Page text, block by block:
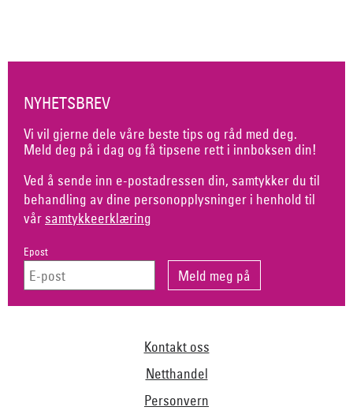
NYHETSBREV
Vi vil gjerne dele våre beste tips og råd med deg.
Meld deg på i dag og få tipsene rett i innboksen din!
Ved å sende inn e-postadressen din, samtykker du til
behandling av dine personopplysninger i henhold til
vår samtykkeerklæring
Epost
Kontakt oss
Netthandel
Personvern